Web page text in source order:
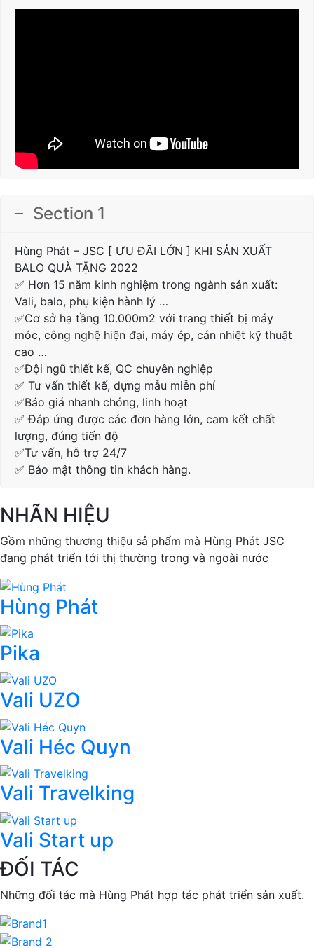
Section 1
Hùng Phát – JSC [ ƯU ĐÃI LỚN ] KHI SẢN XUẤT
BALO QUÀ TẶNG 2022
✅ Hơn 15 năm kinh nghiệm trong ngành sản xuất:
Vali, balo, phụ kiện hành lý …
✅Cơ sở hạ tầng 10.000m2 với trang thiết bị máy
móc, công nghệ hiện đại, máy ép, cán nhiệt kỹ thuật
cao …
✅Đội ngũ thiết kế, QC chuyên nghiệp
✅ Tư vấn thiết kế, dựng mẫu miễn phí
✅Báo giá nhanh chóng, linh hoạt
✅ Đáp ứng được các đơn hàng lớn, cam kết chất
lượng, đúng tiến độ
✅Tư vấn, hỗ trợ 24/7
✅ Bảo mật thông tin khách hàng.
NHÃN HIỆU
Gồm những thương thiệu sả phẩm mà Hùng Phát JSC
đang phát triển tới thị thường trong và ngoài nước
Hùng Phát
Pika
Vali UZO
Vali Héc Quyn
Vali Travelking
Vali Start up
ĐỐI TÁC
Những đối tác mà Hùng Phát hợp tác phát triển sản xuất.